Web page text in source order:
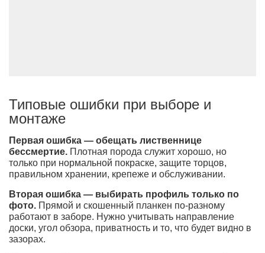
Типовые ошибки при выборе и
монтаже
Первая ошибка — обещать лиственнице
бессмертие. Плотная порода служит хорошо, но
только при нормальной покраске, защите торцов,
правильном хранении, крепеже и обслуживании.
Вторая ошибка — выбирать профиль только по
фото. Прямой и скошенный планкен по-разному
работают в заборе. Нужно учитывать направление
доски, угол обзора, приватность и то, что будет видно в
зазорах.